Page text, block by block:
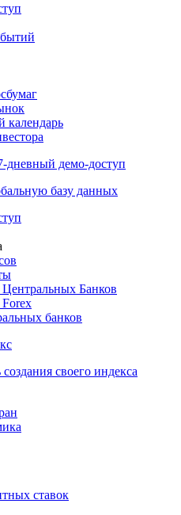
календарь
дневный демо-доступ
базу данных
Банков
банков
своего индекса
ставок